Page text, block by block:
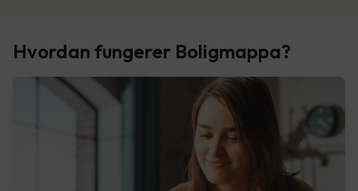
Hvordan fungerer Boligmappa?